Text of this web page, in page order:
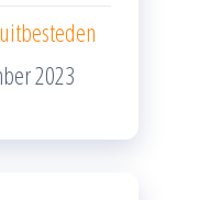
2023